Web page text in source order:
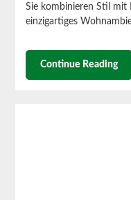
Sie kombinieren Stil mit
einzigartiges
Continue Reading